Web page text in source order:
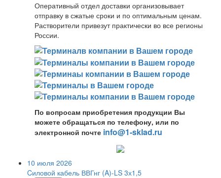
Оперативный отдел доставки организовывает
отправку в сжатые сроки и по оптимальным ценам.
Растворители привезут практически во все регионы
России.
По вопросам приобретения продукции Вы
можете обращаться по телефону, или по
электронной почте info@1-sklad.ru
10 июля 2026
Cиловой кабель ВВГнг (A)-LS 3х1,5